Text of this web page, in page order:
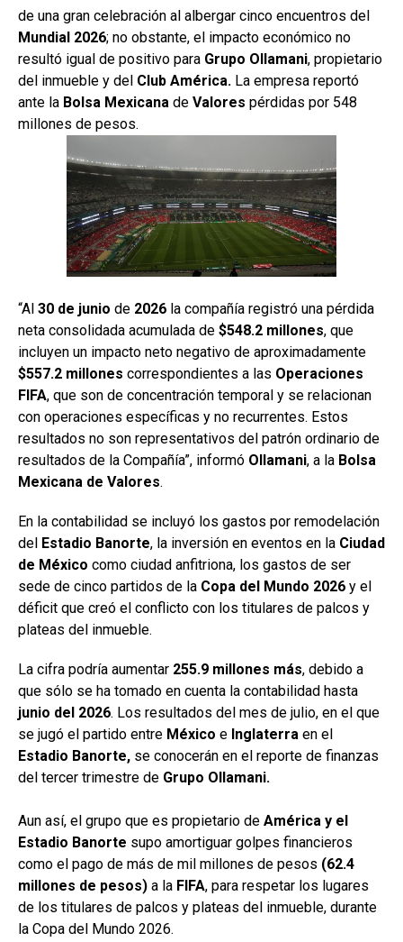
de una gran celebración al albergar cinco encuentros del
Mundial 2026; no obstante, el impacto económico no
resultó igual de positivo para Grupo Ollamani, propietario
del inmueble y del Club América. La empresa reportó
ante la Bolsa Mexicana de Valores pérdidas por 548
millones de pesos.
“Al 30 de junio de 2026 la compañía registró una pérdida
neta consolidada acumulada de $548.2 millones, que
incluyen un impacto neto negativo de aproximadamente
$557.2 millones correspondientes a las Operaciones
FIFA, que son de concentración temporal y se relacionan
con operaciones específicas y no recurrentes. Estos
resultados no son representativos del patrón ordinario de
resultados de la Compañía”, informó Ollamani, a la Bolsa
Mexicana de Valores.
En la contabilidad se incluyó los gastos por remodelación
del Estadio Banorte, la inversión en eventos en la Ciudad
de México como ciudad anfitriona, los gastos de ser
sede de cinco partidos de la Copa del Mundo 2026 y el
déficit que creó el conflicto con los titulares de palcos y
plateas del inmueble.
La cifra podría aumentar 255.9 millones más, debido a
que sólo se ha tomado en cuenta la contabilidad hasta
junio del 2026. Los resultados del mes de julio, en el que
se jugó el partido entre México e Inglaterra en el
Estadio Banorte, se conocerán en el reporte de finanzas
del tercer trimestre de Grupo Ollamani.
Aun así, el grupo que es propietario de América y el
Estadio Banorte supo amortiguar golpes financieros
como el pago de más de mil millones de pesos (62.4
millones de pesos) a la FIFA, para respetar los lugares
de los titulares de palcos y plateas del inmueble, durante
la Copa del Mundo 2026.